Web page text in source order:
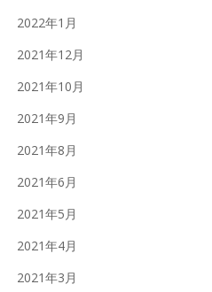
2022年1月
2021年12月
2021年10月
2021年9月
2021年8月
2021年6月
2021年5月
2021年4月
2021年3月